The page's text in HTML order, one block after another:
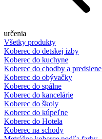
určenia
Všetky produkty
Koberec do detskej izby
Koberec do kuchyne
Koberec do chodby a predsiene
Koberec do obývačky
Koberec do spálne
Koberec do kancelárie
Koberec do školy
Koberec do kúpeľne
Koberec do Hotela
Koberec na schody